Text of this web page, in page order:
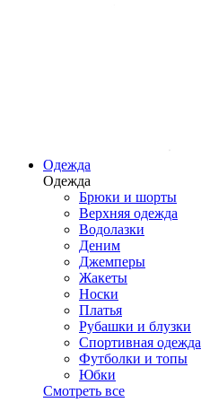
Одежда
Одежда
Брюки и шорты
Верхняя одежда
Водолазки
Деним
Джемперы
Жакеты
Носки
Платья
Рубашки и блузки
Спортивная одежда
Футболки и топы
Юбки
Смотреть все